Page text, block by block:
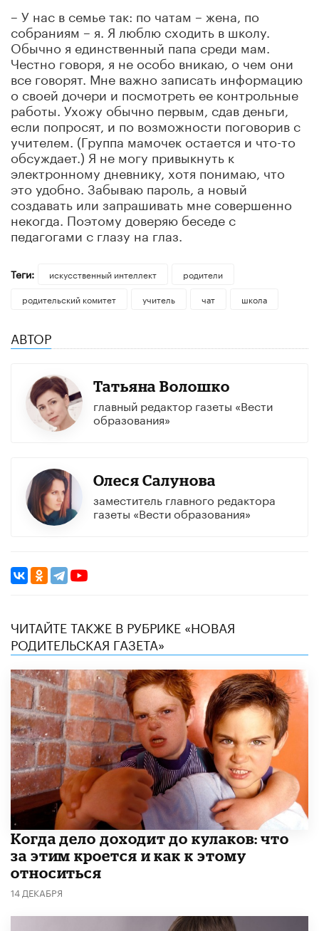
– У нас в семье так: по чатам – жена, по
собраниям – я. Я люблю сходить в школу.
Обычно я единственный папа среди мам.
Честно говоря, я не особо вникаю, о чем они
все говорят. Мне важно записать информацию
о своей дочери и посмотреть ее контрольные
работы. Ухожу обычно первым, сдав деньги,
если попросят, и по возможности поговорив с
учителем. (Группа мамочек остается и что-то
обсуждает.) Я не могу привыкнуть к
электронному дневнику, хотя понимаю, что
это удобно. Забываю пароль, а новый
создавать или запрашивать мне совершенно
некогда. Поэтому доверяю беседе с
педагогами с глазу на глаз.
Теги: искусственный интеллект
родители
родительский комитет
учитель чат школа
АВТОР
Татьяна Волошко
главный редактор газеты «Вести
образования»
Олеся Салунова
заместитель главного редактора
газеты «Вести образования»
ЧИТАЙТЕ ТАКЖЕ В РУБРИКЕ «НОВАЯ
РОДИТЕЛЬСКАЯ ГАЗЕТА»
Когда дело доходит до кулаков: что
за этим кроется и как к этому
относиться
14 ДЕКАБРЯ